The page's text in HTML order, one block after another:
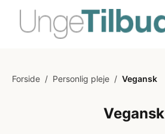
Forside / Personlig pleje / Vegansk
Vegansk